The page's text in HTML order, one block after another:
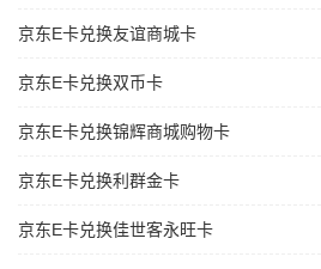
京东E卡兑换友谊商城卡
京东E卡兑换双币卡
京东E卡兑换锦辉商城购物卡
京东E卡兑换利群金卡
京东E卡兑换佳世客永旺卡